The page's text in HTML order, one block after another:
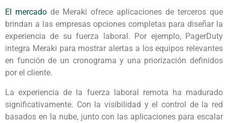
El mercado de Meraki ofrece aplicaciones de terceros que
brindan a las empresas opciones completas para diseñar la
experiencia de su fuerza laboral. Por ejemplo, PagerDuty
integra Meraki para mostrar alertas a los equipos relevantes
en función de un cronograma y una priorización definidos
por el cliente.
La experiencia de la fuerza laboral remota ha madurado
significativamente. Con la visibilidad y el control de la red
basados ​​en la nube, junto con las aplicaciones para escalar